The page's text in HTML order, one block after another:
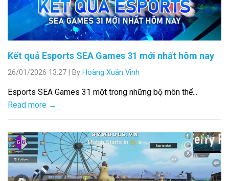
Kết quả Esports SEA Games 31 mới nhất hôm nay
26/01/2026 13:27 By Hoàng Xuân Vinh
Esports SEA Games 31 một trong những bộ môn thể...
Read more →